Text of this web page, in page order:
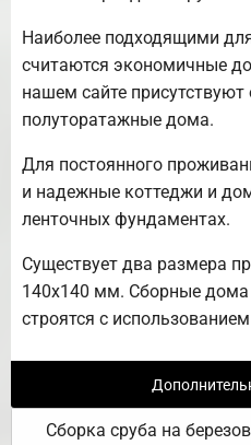
Наиболее подходящими
считаются экономичные
нашем сайте
полуторатажные дома.
Для постоянного
и надежные коттеджи и
ленточных фундаментах.
Существует два размера
140х140 мм. Сборные дома
строятся с
Сборка сруба на